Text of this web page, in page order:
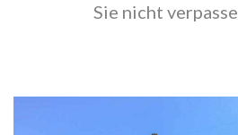
Sie nicht